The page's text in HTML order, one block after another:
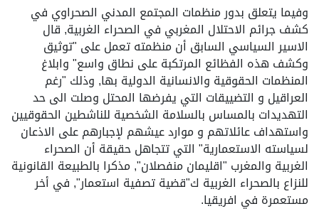
وفيما يتعلق بدور منظمات المجتمع المدني الصحراوي في
كشف جرائم الاحتلال المغربي في الصحراء الغربية, قال
الاسير السياسي السابق أن منظمته تعمل على "توثيق
وكشف هذه الفظائع المرتكبة على نطاق واسع" وابلاغ
المنظمات الحقوقية والانسانية الدولية بها, وذلك "رغم
العراقيل و التضييقات التي يفرضها المحتل وصلت الى حد
التهديدات بالمساس بالسلامة الشخصية للناشطين الحقوقيين
واستهداف عائلاتهم و موارد عيشهم لإجبارهم على الاذعان
لسياسته الاستعمارية" التي تتجاهل حقيقة أن الصحراء
الغربية والمغرب "اقليمان منفصلان", مذكرا بالطبيعة القانونية
للنزاع بالصحراء الغربية ك"قضية تصفية استعمار", في أخر
مستعمرة في افريقيا.